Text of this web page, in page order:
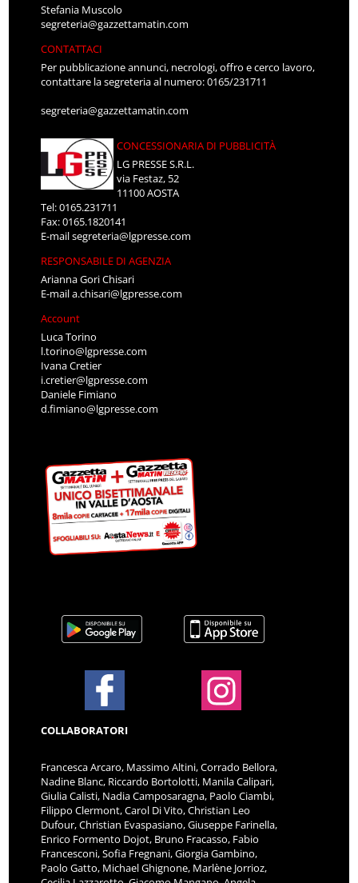
Stefania Muscolo
segreteria@gazzettamatin.com
CONTATTACI
Per pubblicazione annunci, necrologi, offro e cerco lavoro,
contattare la segreteria al numero: 0165/231711
segreteria@gazzettamatin.com
CONCESSIONARIA DI PUBBLICITÀ
LG PRESSE S.R.L.
via Festaz, 52
11100 AOSTA
Tel: 0165.231711
Fax: 0165.1820141
E-mailsegreteria@lgpresse.com
RESPONSABILE DI AGENZIA
Arianna Gori Chisari
E-maila.chisari@lgpresse.com
Account
Luca Torino
l.torino@lgpresse.com
Ivana Cretier
i.cretier@lgpresse.com
Daniele Fimiano
d.fimiano@lgpresse.com
COLLABORATORI
Francesca Arcaro, Massimo Altini, Corrado Bellora,
Nadine Blanc, Riccardo Bortolotti, Manila Calipari,
Giulia Calisti, Nadia Camposaragna, Paolo Ciambi,
Filippo Clermont, Carol Di Vito, Christian Leo
Dufour, Christian Evaspasiano, Giuseppe Farinella,
Enrico Formento Dojot, Bruno Fracasso, Fabio
Francesconi, Sofia Fregnani, Giorgia Gambino,
Paolo Gatto, Michael Ghignone, Marlène Jorrioz,